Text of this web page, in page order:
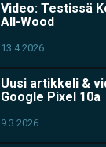
Video: Testissä
All-Wood
13.4.2026
Uusi artikkeli &
Google Pixel 10a
9.3.2026